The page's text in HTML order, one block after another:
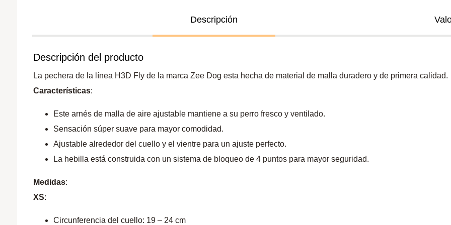
Descripción
Descripción del producto
La pechera de la línea H3D Fly de la marca Zee Dog esta hecha de material de malla duradero y de primera calidad.
Características:
Este arnés de malla de aire ajustable mantiene a su perro fresco y ventilado.
Sensación súper suave para mayor comodidad.
Ajustable alrededor del cuello y el vientre para un ajuste perfecto.
La hebilla está construida con un sistema de bloqueo de 4 puntos para mayor seguridad.
Medidas:
XS:
Circunferencia del cuello: 19 – 24 cm